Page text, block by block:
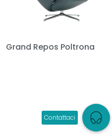
Grand Repos Poltrona